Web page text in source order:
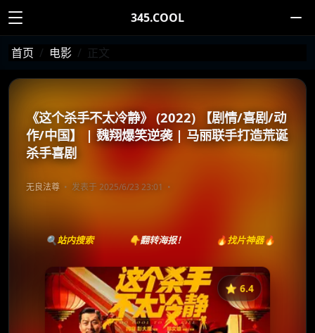
345.COOL
首页 电影 正文
《这个杀手不太冷静》 (2022) 【剧情/喜剧/动
作/中国】 | 魏翔爆笑逆袭 | 马丽联手打造荒诞
杀手喜剧
无良法尊 发表于 2025/6/23 23:01
🔍站内搜索 👇翻转海报！ 🔥找片神器🔥
⭐️ 6.4
《
这个杀手不太冷静》
⭐
收藏
⭐️ 评分：6.4 | 🎬 2022年